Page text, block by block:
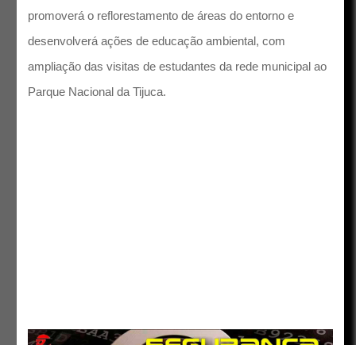
promoverá o reflorestamento de áreas do entorno e
desenvolverá ações de educação ambiental, com
ampliação das visitas de estudantes da rede municipal ao
Parque Nacional da Tijuca.